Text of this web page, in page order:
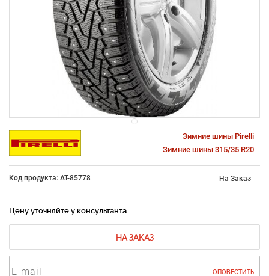
Зимние шины Pirelli
Зимние шины 315/35 R20
Код продукта: AT-85778 На Заказ
Цену уточняйте у консультанта
НА ЗАКАЗ
ОПОВЕСТИТЬ